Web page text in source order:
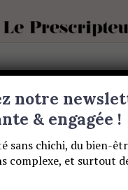
Le
notre
& engagée !
sans chichi, du bien-
complexe, et surtout